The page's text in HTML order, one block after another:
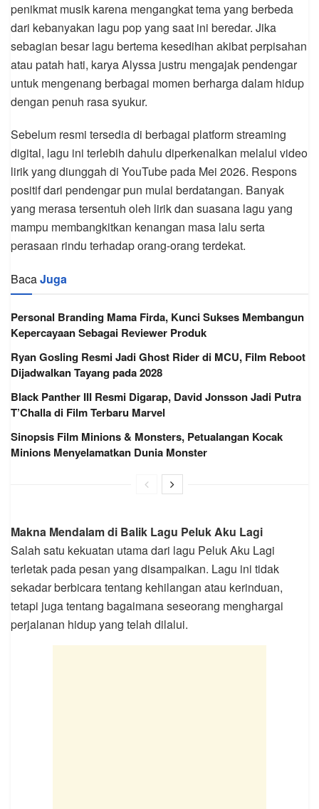
penikmat musik karena mengangkat tema yang berbeda
dari kebanyakan lagu pop yang saat ini beredar. Jika
sebagian besar lagu bertema kesedihan akibat perpisahan
atau patah hati, karya Alyssa justru mengajak pendengar
untuk mengenang berbagai momen berharga dalam hidup
dengan penuh rasa syukur.
Sebelum resmi tersedia di berbagai platform streaming
digital, lagu ini terlebih dahulu diperkenalkan melalui video
lirik yang diunggah di YouTube pada Mei 2026. Respons
positif dari pendengar pun mulai berdatangan. Banyak
yang merasa tersentuh oleh lirik dan suasana lagu yang
mampu membangkitkan kenangan masa lalu serta
perasaan rindu terhadap orang-orang terdekat.
BacaJuga
Personal Branding Mama Firda, Kunci Sukses Membangun
Kepercayaan Sebagai Reviewer Produk
Ryan Gosling Resmi Jadi Ghost Rider di MCU, Film Reboot
Dijadwalkan Tayang pada 2028
Black Panther III Resmi Digarap, David Jonsson Jadi Putra
T’Challa di Film Terbaru Marvel
Sinopsis Film Minions & Monsters, Petualangan Kocak
Minions Menyelamatkan Dunia Monster
Makna Mendalam di Balik Lagu Peluk Aku Lagi
Salah satu kekuatan utama dari lagu Peluk Aku Lagi
terletak pada pesan yang disampaikan. Lagu ini tidak
sekadar berbicara tentang kehilangan atau kerinduan,
tetapi juga tentang bagaimana seseorang menghargai
perjalanan hidup yang telah dilalui.